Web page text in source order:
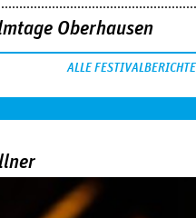
Oberhausen
ALLE FESTIVALBERICHTE